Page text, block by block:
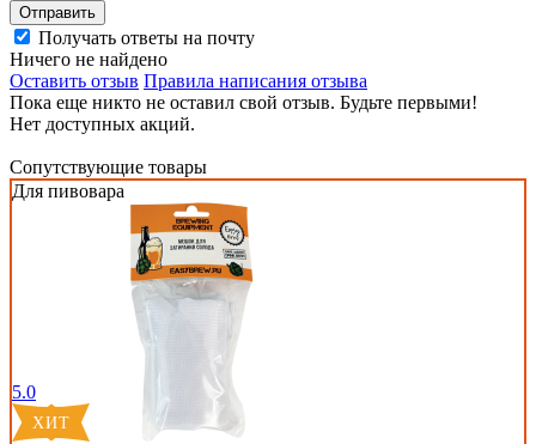
Отправить
Получать ответы на почту
Ничего не найдено
Оставить отзыв Правила написания отзыва
Пока еще никто не оставил свой отзыв. Будьте первыми!
Нет доступных акций.
Сопутствующие товары
Для пивовара
5.0